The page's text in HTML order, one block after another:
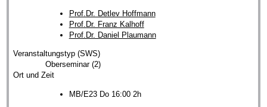
Prof.Dr. Detlev Hoffmann
Prof.Dr. Franz Kalhoff
Prof.Dr. Daniel Plaumann
Veranstaltungstyp (SWS)
Oberseminar (2)
Ort und Zeit
MB/E23 Do 16:00 2h